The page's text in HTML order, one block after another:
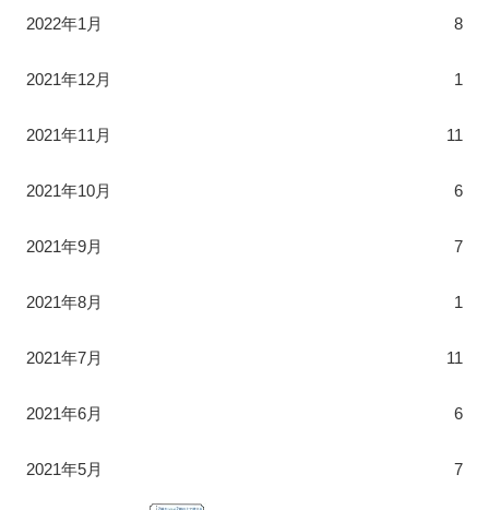
2022年1月 8
2021年12月 1
2021年11月 11
2021年10月 6
2021年9月 7
2021年8月 1
2021年7月 11
2021年6月 6
2021年5月 7